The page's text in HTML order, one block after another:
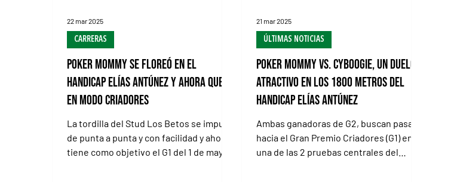
Poker Mommy se floreó en el
Handicap Elías Antúnez y ahora queda
en modo Criadores
La tordilla del Stud Los Betos se impuso
de punta a punta y con facilidad y ahora
tiene como objetivo el G1 del 1 de mayo
CARRERAS
22 mar 2025
Poker Mommy vs. Cyboogie, un duelo
atractivo en los 1800 metros del
Handicap Elías Antúnez
Ambas ganadoras de G2, buscan pasaje
hacia el Gran Premio Criadores (G1) en
una de las 2 pruebas centrales del
ÚLTIMAS NOTICIAS
21 mar 2025